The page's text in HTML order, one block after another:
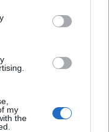
my
the
ψαλιδιά
0από 5